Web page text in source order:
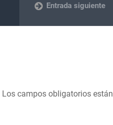
Entrada siguiente
Los campos obligatorios están